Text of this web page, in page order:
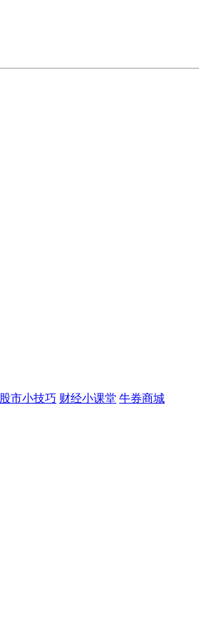
股市小技巧 财经小课堂 牛券商城